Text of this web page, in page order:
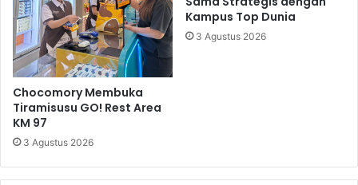
Chocomory Membuka
Tiramisusu GO! Rest Area
KM 97
3 Agustus 2026
Kampus Top Dunia
3 Agustus 2026